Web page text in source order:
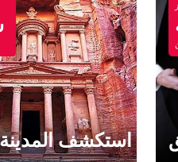
استكشف المدينة